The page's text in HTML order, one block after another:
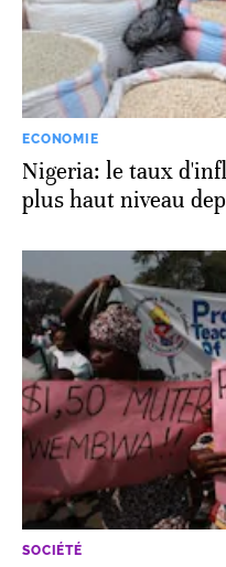
ECONOMIE
Nigeria: le taux
plus haut niveau
SOCIÉTÉ